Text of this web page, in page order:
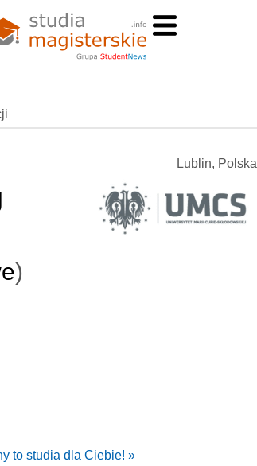
Lublin, Polska
)
to studia dla Ciebie! »